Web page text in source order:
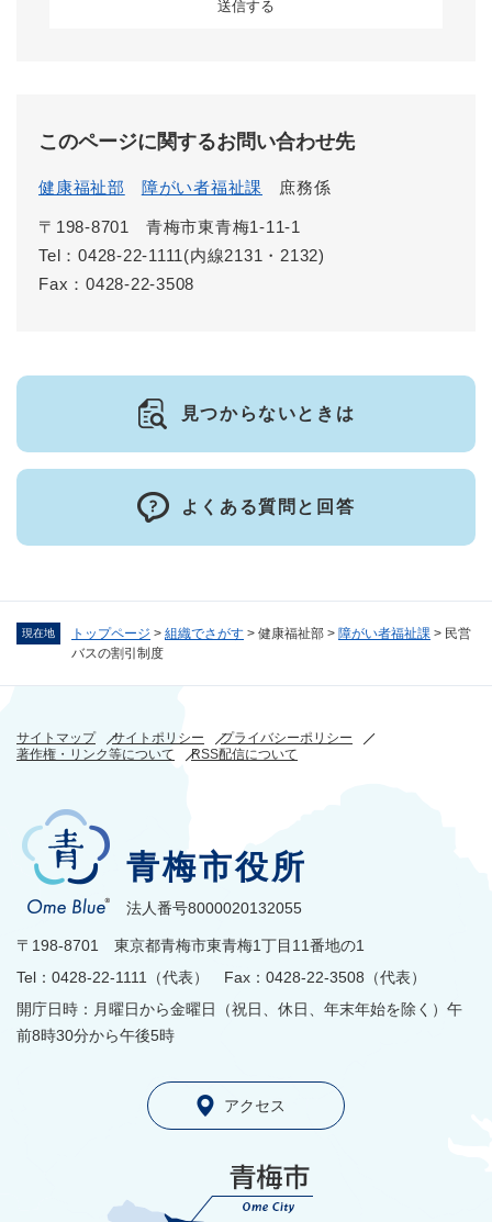
現在地 トップページ > 組織でさがす > 健康福祉部 > 障がい者福祉課 > 民営
バスの割引制度
このページに関するお問い合わせ先
健康福祉部 障がい者福祉課 庶務係
〒198-8701
青梅市東青梅1-11-1
Tel：0428-22-1111(内線2131・2132)
Fax：0428-22-3508
見つからないときは
よくある質問と回答
サイトマップ サイトポリシー
プライバシーポリシー
著作権・リンク等について
RSS配信について
青梅市役所
法人番号8000020132055
〒198-8701 東京都青梅市東青梅1丁目11番地の1
Tel：0428-22-1111（代表） Fax：0428-22-3508（代表）
開庁日時：月曜日から金曜日（祝日、休日、年末年始を除く）午
前8時30分から午後5時
アクセス